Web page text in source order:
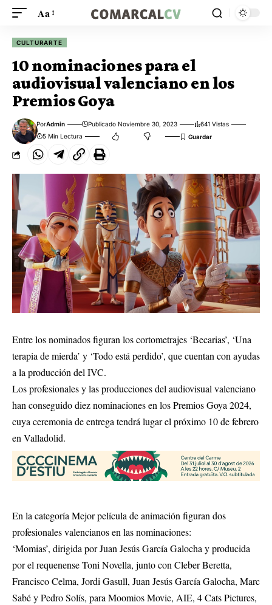
Aa
CULTURARTE
10 nominaciones para el
audiovisual valenciano en los
Premios Goya
PorAdmin Publicado Noviembre 30, 2023
641 Vistas
5 Min Lectura
Entre los nominados figuran los cortometrajes ‘Becarias’, ‘Una
terapia de mierda’ y ‘Todo está perdido’, que cuentan con ayudas
a la producción del IVC.
Los profesionales y las producciones del audiovisual valenciano
han conseguido diez nominaciones en los Premios Goya 2024,
cuya ceremonia de entrega tendrá lugar el próximo 10 de febrero
en Valladolid.
En la categoría Mejor película de animación figuran dos
profesionales valencianos en las nominaciones:
‘Momias’, dirigida por Juan Jesús García Galocha y producida
por el requenense Toni Novella, junto con Cleber Beretta,
Francisco Celma, Jordi Gasull, Juan Jesús García Galocha, Marc
Sabé y Pedro Solís, para Moomios Movie, AIE, 4 Cats Pictures,